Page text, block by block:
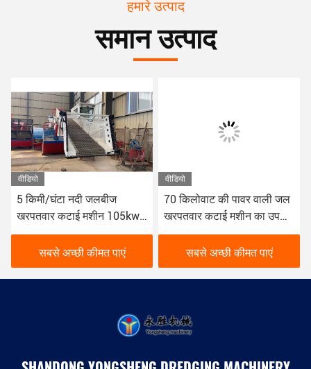
हमारे उत्पाद
समान उत्पाद
वीडियो
5 किमी/घंटा नदी जलबीज
खरपतवार कटाई मशीन 105kw
खरपतवार कटाई नाव 10 घन
सबसे अच्छी कीमत पाएं
वीडियो
70 किलोवाट की पावर वाली जल
खरपतवार कटाई मशीन का उपयोग
नदी जल संयंत्र कटाई मशीन को
इकट्ठा करने और साफ करने के
लिए किया जाता है
सबसे अच्छी कीमत पाएं